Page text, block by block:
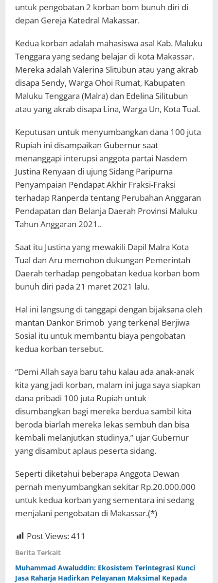
untuk pengobatan 2 korban bom bunuh diri di
depan Gereja Katedral Makassar.
Kedua korban adalah mahasiswa asal Kab. Maluku
Tenggara yang sedang belajar di kota Makassar.
Mereka adalah Valerina Slitubun atau yang akrab
disapa Sendy, Warga Ohoi Rumat, Kabupaten
Maluku Tenggara (Malra) dan Edelina Silitubun
atau yang akrab disapa Lina, Warga Un, Kota Tual.
Keputusan untuk menyumbangkan dana 100 juta
Rupiah ini disampaikan Gubernur saat
menanggapi interupsi anggota partai Nasdem
Justina Renyaan di ujung Sidang Paripurna
Penyampaian Pendapat Akhir Fraksi-Fraksi
terhadap Ranperda tentang Perubahan Anggaran
Pendapatan dan Belanja Daerah Provinsi Maluku
Tahun Anggaran 2021..
Saat itu Justina yang mewakili Dapil Malra Kota
Tual dan Aru memohon dukungan Pemerintah
Daerah terhadap pengobatan kedua korban bom
bunuh diri pada 21 maret 2021 lalu.
Hal ini langsung di tanggapi dengan bijaksana oleh
mantan Dankor Brimob yang terkenal Berjiwa
Sosial itu untuk membantu biaya pengobatan
kedua korban tersebut.
“Demi Allah saya baru tahu kalau ada anak-anak
kita yang jadi korban, malam ini juga saya siapkan
dana pribadi 100 juta Rupiah untuk
disumbangkan bagi mereka berdua sambil kita
beroda biarlah mereka lekas sembuh dan bisa
kembali melanjutkan studinya,” ujar Gubernur
yang disambut aplaus peserta sidang.
Seperti diketahui beberapa Anggota Dewan
pernah menyumbangkan sekitar Rp.20.000.000
untuk kedua korban yang sementara ini sedang
menjalani pengobatan di Makassar.(*)
Post Views:411
Berita Terkait
Muhammad Awaluddin: Ekosistem Terintegrasi Kunci
Jasa Raharja Hadirkan Pelayanan Maksimal Kepada